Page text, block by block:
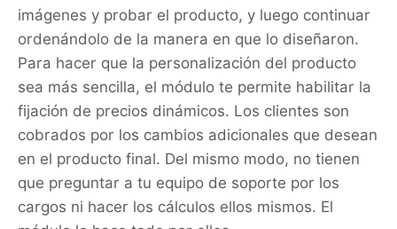
imágenes y probar el producto, y luego continuar
ordenándolo de la manera en que lo diseñaron.
Para hacer que la personalización del producto
sea más sencilla, el módulo te permite habilitar la
fijación de precios dinámicos. Los clientes son
cobrados por los cambios adicionales que desean
en el producto final. Del mismo modo, no tienen
que preguntar a tu equipo de soporte por los
cargos ni hacer los cálculos ellos mismos. El